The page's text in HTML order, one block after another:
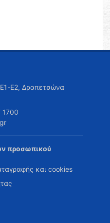
Ε2, Δραπετσώνα
1700
προσωπικού
και cookies